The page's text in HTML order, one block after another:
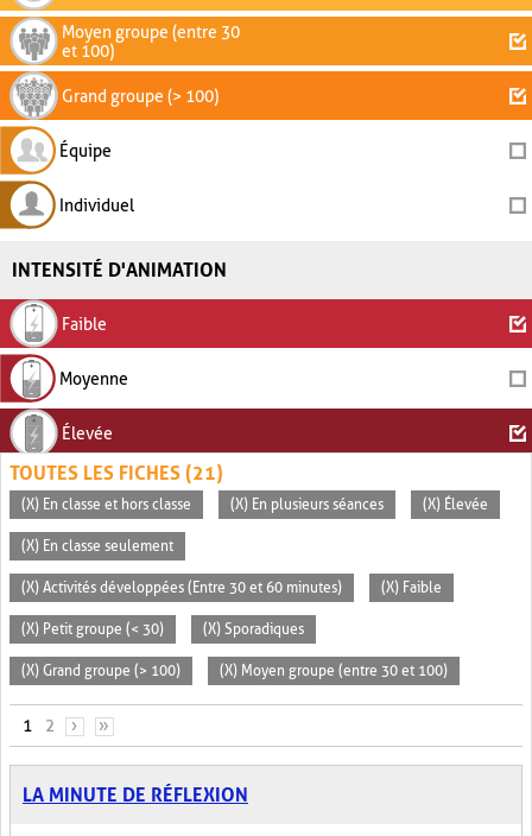
Moyen groupe (entre 30
et 100)
Grand groupe (> 100)
Équipe
Individuel
INTENSITÉ D'ANIMATION
Faible
Moyenne
Élevée
TOUTES LES FICHES (21)
(X) En classe et hors classe (X) En plusieurs séances (X) Élevée
(X) En classe seulement
(X) Activités développées (Entre 30 et 60 minutes) (X) Faible
(X) Petit groupe (< 30) (X) Sporadiques
(X) Grand groupe (> 100) (X) Moyen groupe (entre 30 et 100)
PAGES
1 2 › »
LA MINUTE DE RÉFLEXION